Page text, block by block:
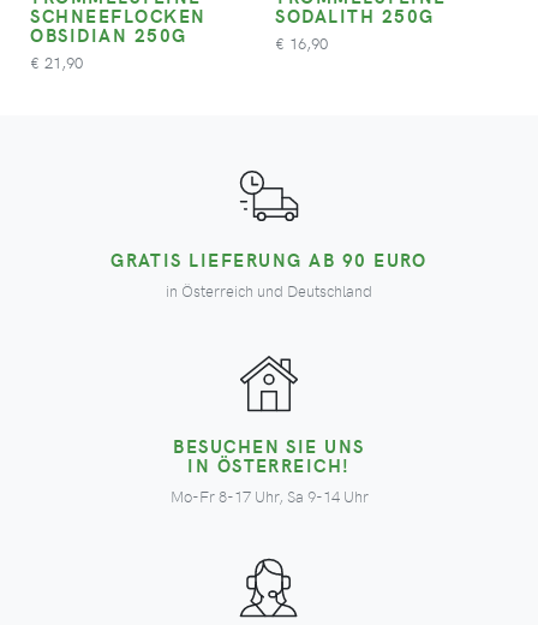
SCHNEEFLOCKEN
OBSIDIAN 250G
€ 21,90
SODALITH 250G
€ 16,90
GRATIS LIEFERUNG AB 90 EURO
in Österreich und Deutschland
BESUCHEN SIE UNS
IN ÖSTERREICH!
Mo-Fr 8-17 Uhr, Sa 9-14 Uhr